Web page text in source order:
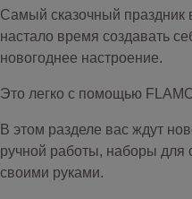
Самый сказочный праздник
настало время создавать
новогоднее настроение.
Это легко с помощью
В этом разделе вас ждут
ручной работы, наборы для
своими руками.